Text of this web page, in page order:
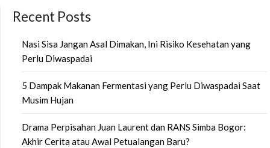
Recent Posts
Nasi Sisa Jangan Asal Dimakan, Ini Risiko Kesehatan yang
Perlu Diwaspadai
5 Dampak Makanan Fermentasi yang Perlu Diwaspadai Saat
Musim Hujan
Drama Perpisahan Juan Laurent dan RANS Simba Bogor:
Akhir Cerita atau Awal Petualangan Baru?